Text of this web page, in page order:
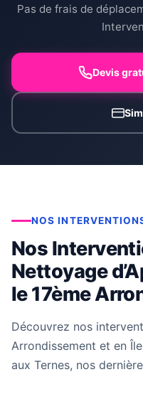
Pas de frais de
Devis
NOS
Nos
Nettoyage
le 17ème
Découvrez nos
Arrondissement et en
aux Ternes, nos